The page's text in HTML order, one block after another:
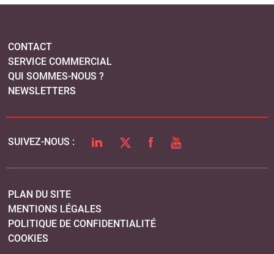
CONTACT
SERVICE COMMERCIAL
QUI SOMMES-NOUS ?
NEWSLETTERS
SUIVEZ-NOUS : LINKEDINTWITTERFACEBOOK
YOUTUBE
PLAN DU SITE
MENTIONS LÉGALES
POLITIQUE DE CONFIDENTIALITÉ
COOKIES